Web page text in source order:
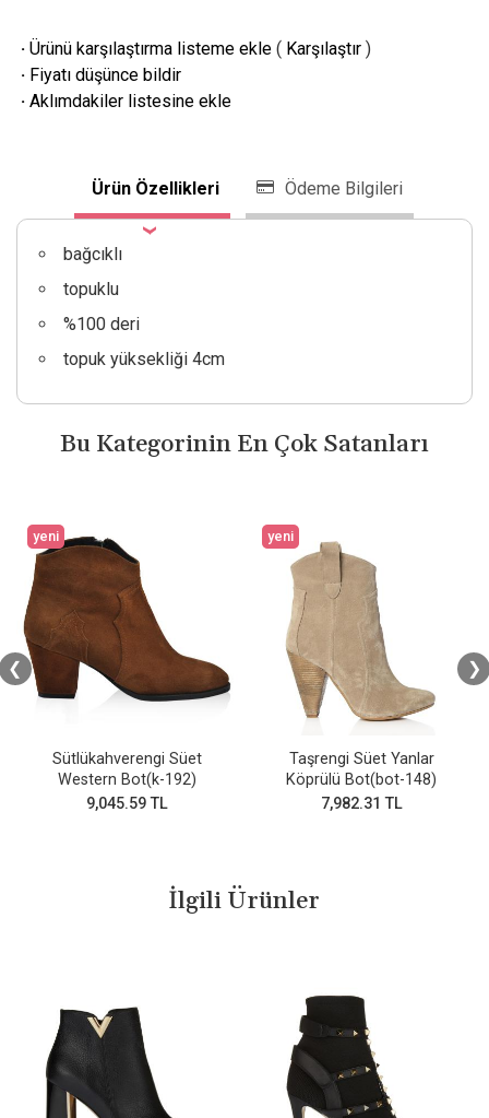
· Ürünü karşılaştırma listeme ekle( Karşılaştır)
· Fiyatı düşünce bildir
· Aklımdakiler listesine ekle
Ürün Özellikleri Ödeme Bilgileri
bağcıklı
topuklu
%100 deri
topuk yüksekliği 4cm
Bu Kategorinin En Çok Satanları
yeni
Sütlükahverengi Süet
Western Bot(k-192)
9,045.59 TL
yeni
Taşrengi Süet Yanlar
Köprülü Bot(bot-148)
7,982.31 TL
❮ ❯
İlgili Ürünler